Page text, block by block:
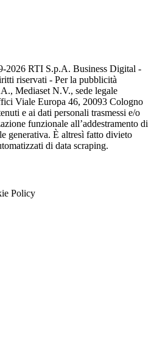
2026 RTI S.p.A. Business Digital -
riservati - Per la pubblicità
Mediaset N.V., sede legale
Viale Europa 46, 20093 Cologno
e ai dati personali trasmessi e/o
funzionale all’addestramento di
generativa. È altresì fatto divieto
di data scraping.
Policy